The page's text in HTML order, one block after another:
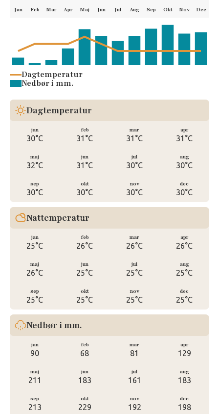
Jan Feb Mar Apr Maj Jun Jul Aug Sep Okt Nov Dec
Dagtemperatur
Nedbør i mm.
Dagtemperatur
jan
30°C
feb
31°C
mar
31°C
apr
31°C
maj
32°C
jun
31°C
jul
30°C
aug
30°C
sep
30°C
okt
30°C
nov
30°C
dec
30°C
Nattemperatur
jan
25°C
feb
26°C
mar
26°C
apr
26°C
maj
26°C
jun
25°C
jul
25°C
aug
25°C
sep
25°C
okt
25°C
nov
25°C
dec
25°C
Nedbør i mm.
jan
90
feb
68
mar
81
apr
129
maj
211
jun
183
jul
161
aug
183
sep
213
okt
229
nov
192
dec
198